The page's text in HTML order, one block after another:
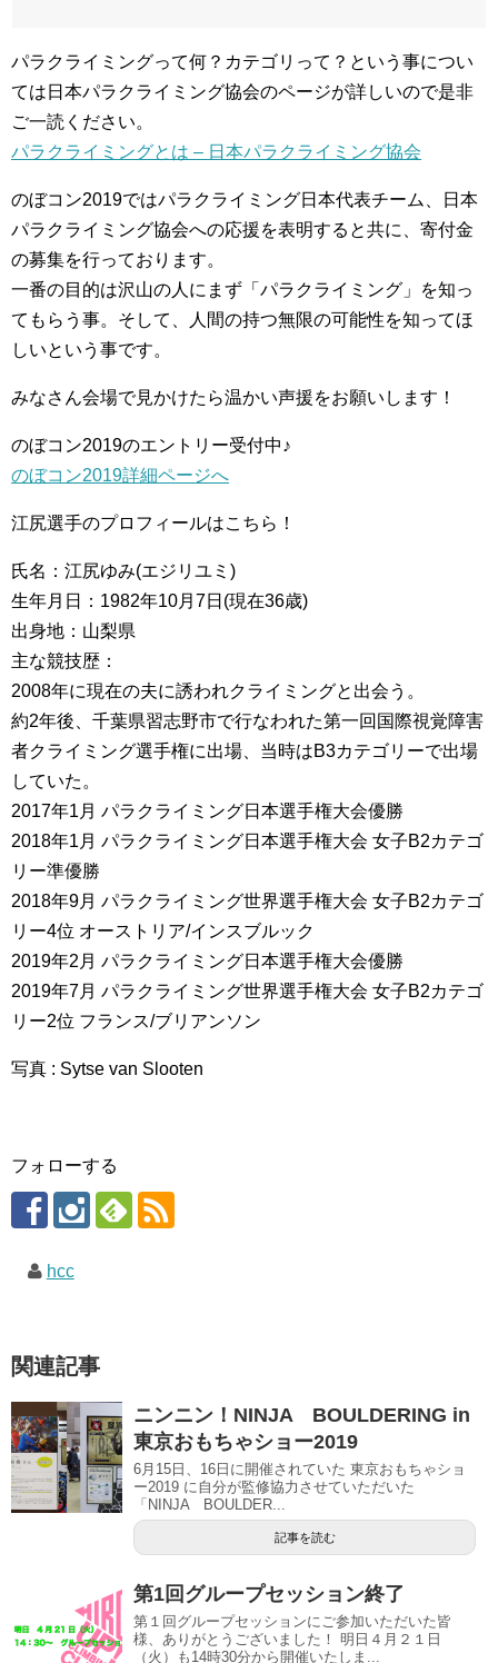
パラクライミングって何？カテゴリって？という事につい
ては日本パラクライミング協会のページが詳しいので是非
ご一読ください。
パラクライミングとは – 日本パラクライミング協会
のぼコン2019ではパラクライミング日本代表チーム、日本
パラクライミング協会への応援を表明すると共に、寄付金
の募集を行っております。
一番の目的は沢山の人にまず「パラクライミング」を知っ
てもらう事。そして、人間の持つ無限の可能性を知ってほ
しいという事です。
みなさん会場で見かけたら温かい声援をお願いします！
のぼコン2019のエントリー受付中♪
のぼコン2019詳細ページへ
江尻選手のプロフィールはこちら！
氏名：江尻ゆみ(エジリユミ)
生年月日：1982年10月7日(現在36歳)
出身地：山梨県
主な競技歴：
2008年に現在の夫に誘われクライミングと出会う。
約2年後、千葉県習志野市で行なわれた第一回国際視覚障害
者クライミング選手権に出場、当時はB3カテゴリーで出場
していた。
2017年1月 パラクライミング日本選手権大会優勝
2018年1月 パラクライミング日本選手権大会 女子B2カテゴ
リー準優勝
2018年9月 パラクライミング世界選手権大会 女子B2カテゴ
リー4位 オーストリア/インスブルック
2019年2月 パラクライミング日本選手権大会優勝
2019年7月 パラクライミング世界選手権大会 女子B2カテゴ
リー2位 フランス/ブリアンソン
写真 : Sytse van Slooten
フォローする
hcc
関連記事
ニンニン！NINJA BOULDERING in
東京おもちゃショー2019
6月15日、16日に開催されていた 東京おもちゃショ
ー2019 に自分が監修協力させていただいた
「NINJA BOULDER...
記事を読む
第1回グループセッション終了
第１回グループセッションにご参加いただいた皆
様、ありがとうございました！ 明日４月２１日
（火）も14時30分から開催いたしま...